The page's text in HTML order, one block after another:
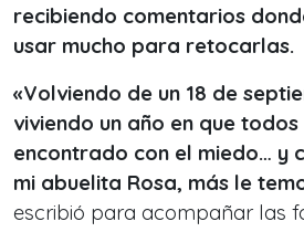
recibiendo comentarios
usar mucho para retocarlas.
«Volviendo de un 18 de
viviendo un año en que todos
encontrado con el miedo… y
mi abuelita Rosa, más le
escribió para acompañar las